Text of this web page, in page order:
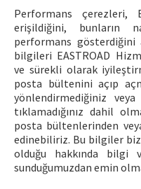
Performans çerezleri,
erişildiğini, bunların
performans gösterdiğini
bilgileri EASTROAD
ve sürekli olarak
posta bültenini açıp
yönlendirmediğiniz
tıklamadığınız dahil
posta bültenlerinden
edinebiliriz. Bu bilgiler
olduğu hakkında
sunduğumuzdan emin